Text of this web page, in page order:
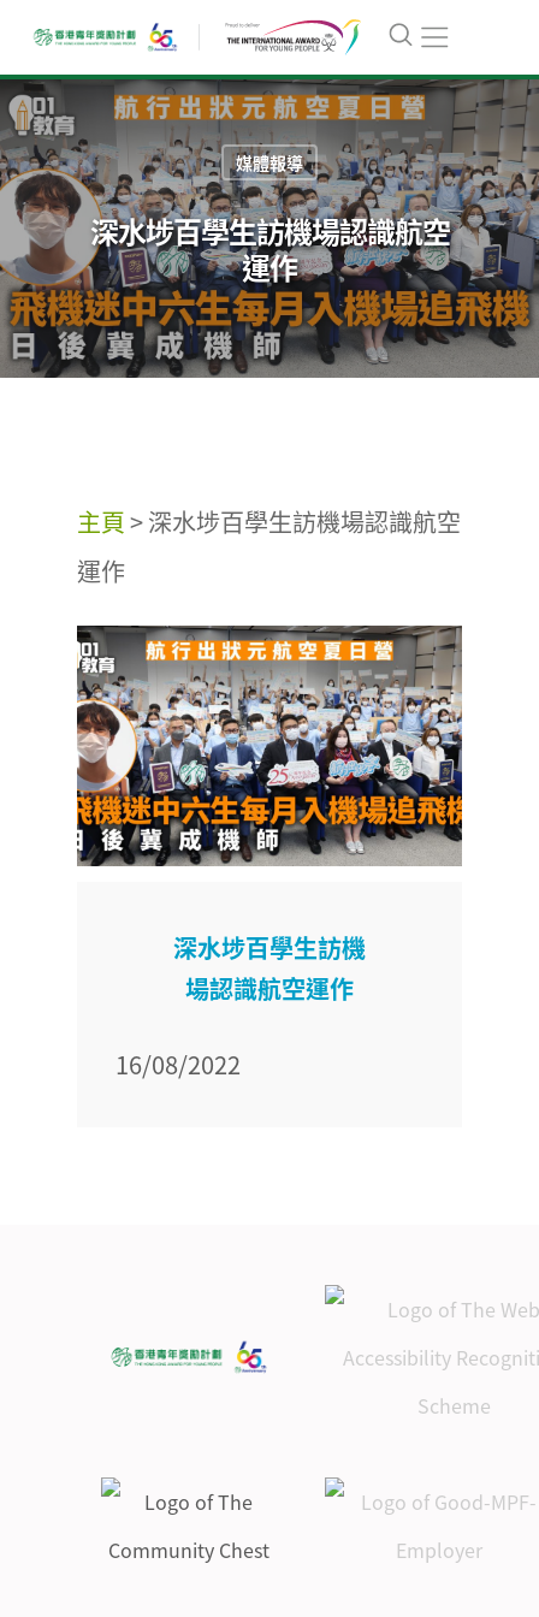
媒體報導
深水埗百學生訪機場認識航空
運作
主頁>深水埗百學生訪機場認識航空
運作
深水埗百學生訪機
場認識航空運作
16/08/2022